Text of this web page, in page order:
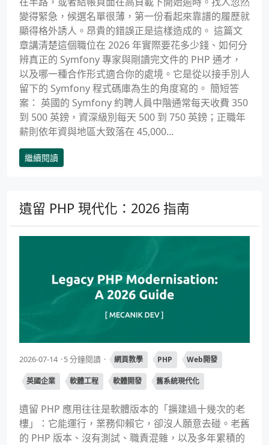
變得緊急，候選名單很薄，第一份看起來靠譜的履歷就
顯得格外誘人。昂貴的錯誤正是這樣造成的。 這篇文
章講清楚這個職位在 2026 年實際要花多少錢、如何分
辨真正的 Symfony 專家與剛讀完文件的 PHP 通才，
以及哪一種合作形式適合你的處境。它是從以接手別人
留下的 Symfony 程式碼庫為生的角度寫的。 簡短答
案： 英國的 Symfony 約聘人員中階通常每天收費 350
到 500 英鎊，資深級別每天 500 到 750 英鎊；正職年
薪則依年資與地區大致落在 45,000...
繼續閱讀
遺留 PHP 現代化：2026 指南
2026-07-14 5 分鐘閱讀 網頁教學 PHP Web開發
英國企業 軟體工程 軟體開發 舊系統現代化
遺留 PHP 應用往往是軟體版本的「擴建過十幾次的老
樓」：它能運行，業務仰賴它，卻沒人願意去碰。老舊
的 PHP 版本、沒有測試、職責混雜，以及多年累積的